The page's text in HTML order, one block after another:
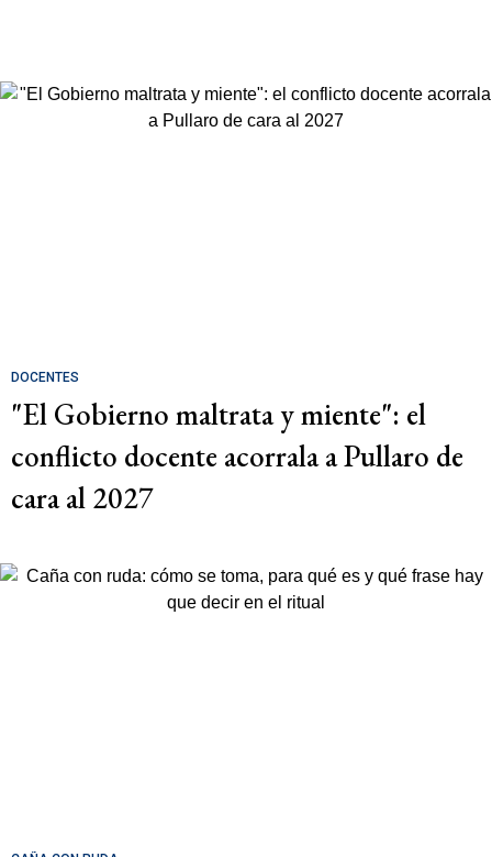
DOCENTES
"El Gobierno maltrata y miente": el
conflicto docente acorrala a Pullaro de
cara al 2027